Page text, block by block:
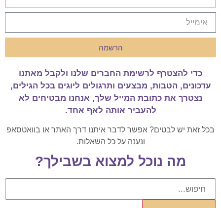
הרשמה
כדי להצטרף לרשימת החברים שלנו ולקבל מאתנו
עדכונים, הטבות, מבצעים ותרגולים ליוגים בכל הגילים,
נצטרך את כתובת המייל שלך, אנחנו מבטיחים לא
להעביר אותה לאף אחד.
בכל זאת יש לבטים? אפשר לדבר איתנו דרך האתר או בוואטסאפ
ונענה על כל השאלות.
מה נוכל למצוא בשבילך?